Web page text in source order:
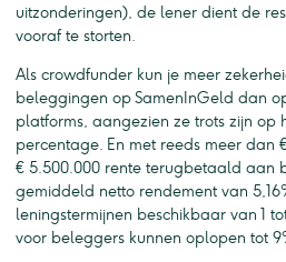
uitzonderingen), de lener dient de
vooraf te storten.
Als crowdfunder kun je meer
beleggingen op SamenInGeld dan
platforms, aangezien ze trots zijn op
percentage. En met reeds meer dan
€ 5.500.000 rente terugbetaald aan
gemiddeld netto rendement van
leningstermijnen beschikbaar van 1
voor beleggers kunnen oplopen tot